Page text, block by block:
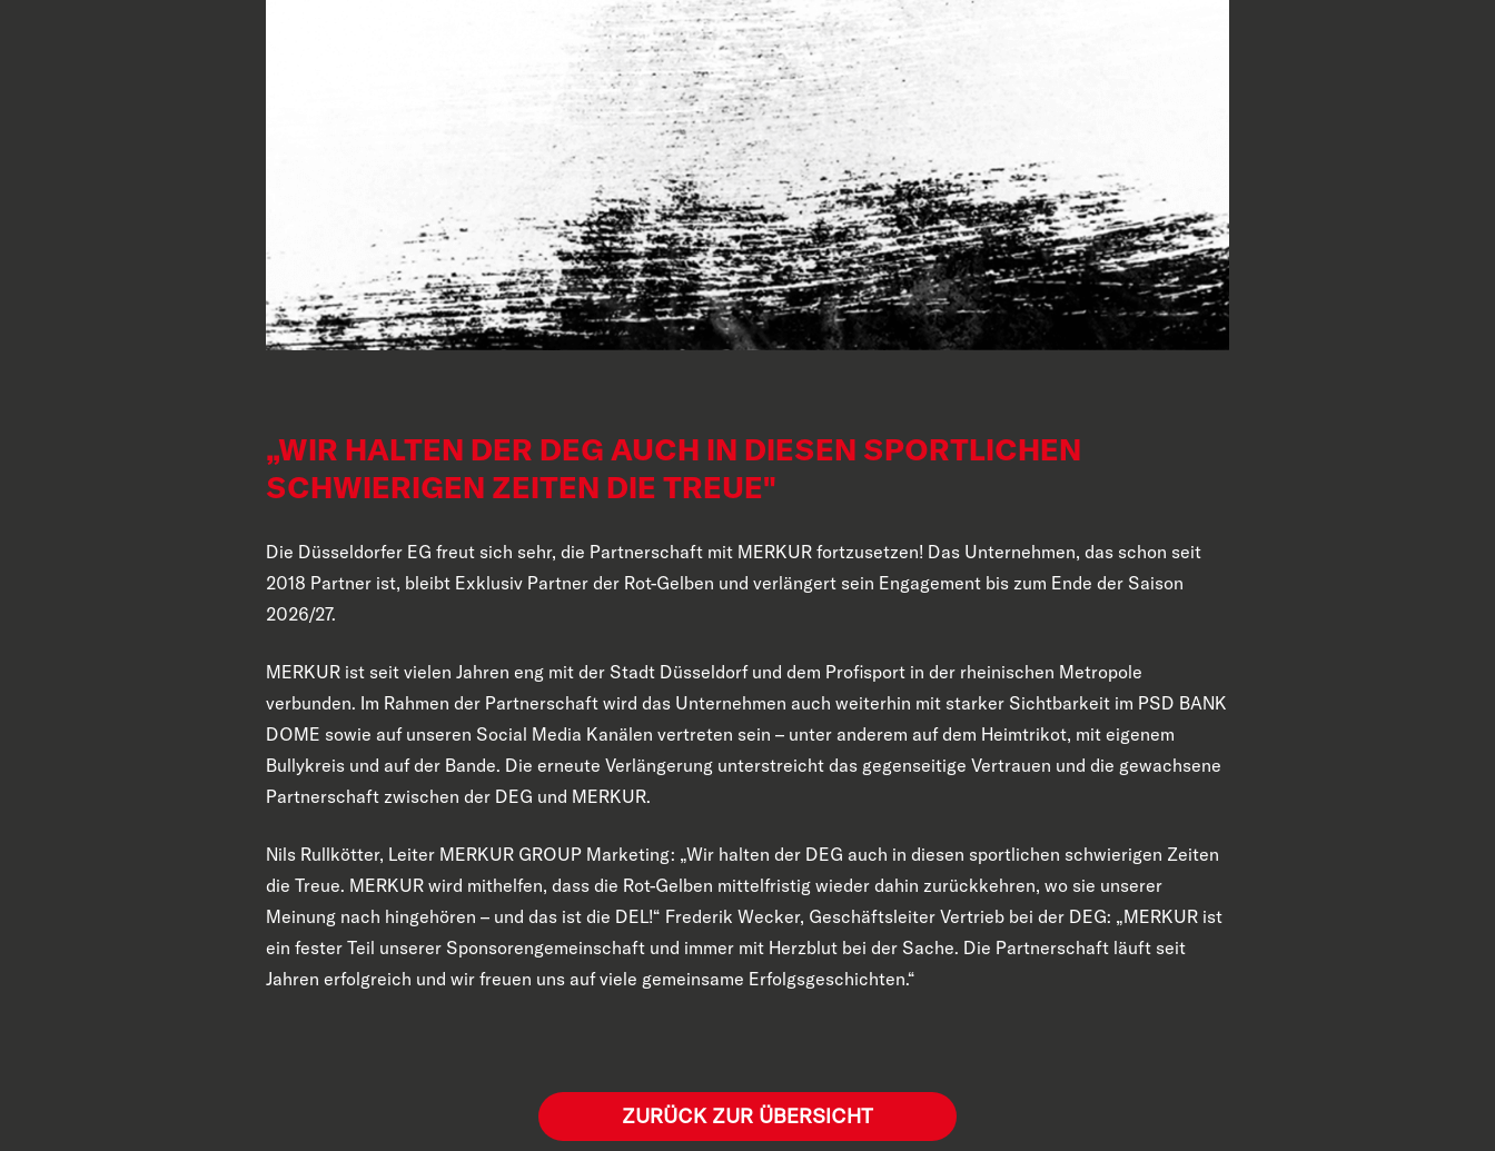
„WIR HALTEN DER DEG AUCH IN DIESEN SPORTLICHEN
SCHWIERIGEN ZEITEN DIE TREUE"
Die Düsseldorfer EG freut sich sehr, die Partnerschaft mit MERKUR fortzusetzen! Das Unternehmen, das schon seit
2018 Partner ist, bleibt Exklusiv Partner der Rot-Gelben und verlängert sein Engagement bis zum Ende der Saison
2026/27.
MERKUR ist seit vielen Jahren eng mit der Stadt Düsseldorf und dem Profisport in der rheinischen Metropole
verbunden. Im Rahmen der Partnerschaft wird das Unternehmen auch weiterhin mit starker Sichtbarkeit im PSD BANK
DOME sowie auf unseren Social Media Kanälen vertreten sein – unter anderem auf dem Heimtrikot, mit eigenem
Bullykreis und auf der Bande. Die erneute Verlängerung unterstreicht das gegenseitige Vertrauen und die gewachsene
Partnerschaft zwischen der DEG und MERKUR.
Nils Rullkötter, Leiter MERKUR GROUP Marketing: „Wir halten der DEG auch in diesen sportlichen schwierigen Zeiten
die Treue. MERKUR wird mithelfen, dass die Rot-Gelben mittelfristig wieder dahin zurückkehren, wo sie unserer
Meinung nach hingehören – und das ist die DEL!“ Frederik Wecker, Geschäftsleiter Vertrieb bei der DEG: „MERKUR ist
ein fester Teil unserer Sponsorengemeinschaft und immer mit Herzblut bei der Sache. Die Partnerschaft läuft seit
Jahren erfolgreich und wir freuen uns auf viele gemeinsame Erfolgsgeschichten.“
ZURÜCK ZUR ÜBERSICHT